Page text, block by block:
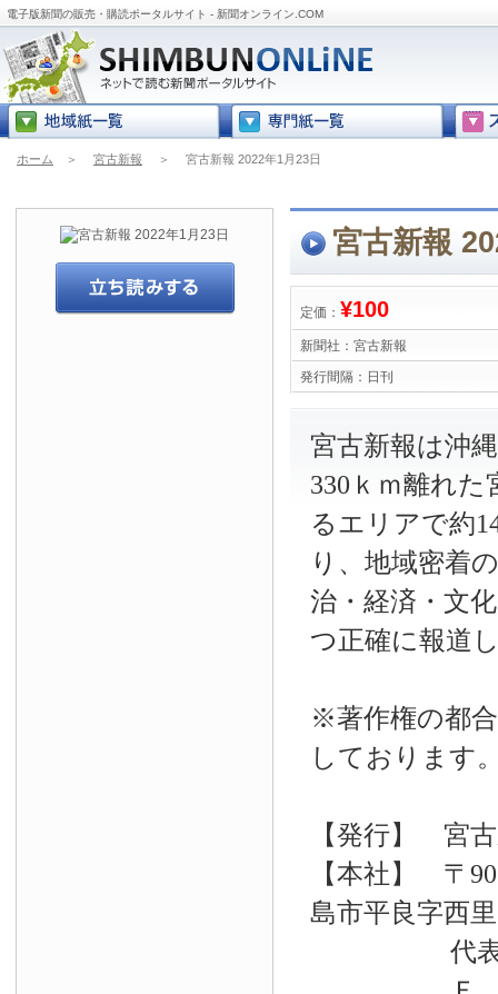
電子版新聞の販売・購読ポータルサイト - 新聞オンライン.COM
ホーム ＞ 宮古新報 ＞ 宮古新報 2022年1月23日
宮古新報
定価： ¥100
新聞社： 宮古新報
発行間隔： 日刊
宮古新報は沖
330ｋｍ離れ
るエリアで約
り、地域密着
治・経済・文
つ正確に報道
※著作権の都
しております
【発行】 宮
【本社】 〒
島市平良字西
代表電話